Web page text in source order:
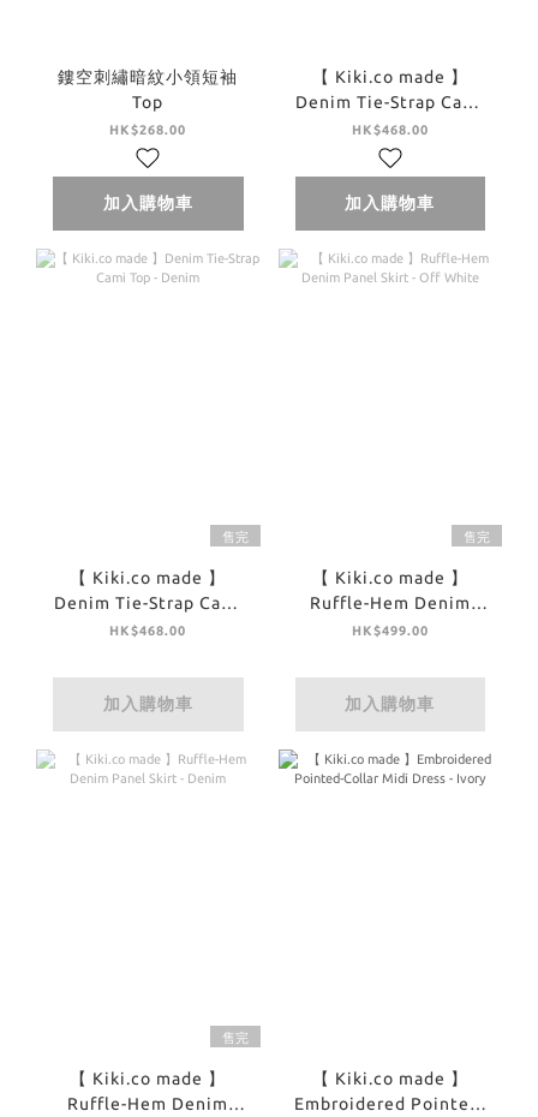
鏤空刺繡暗紋小領短袖
Top
HK$268.00
加入購物車
【 Kiki.co made 】
Denim Tie-Strap Cami
Top - Off White
HK$468.00
加入購物車
售完
【 Kiki.co made 】
Denim Tie-Strap Cami
Top - Denim
HK$468.00
加入購物車
售完
【 Kiki.co made 】
Ruffle-Hem Denim
Panel Skirt - Off White
HK$499.00
加入購物車
售完
【 Kiki.co made 】
Ruffle-Hem Denim
【 Kiki.co made 】
Embroidered Pointed-